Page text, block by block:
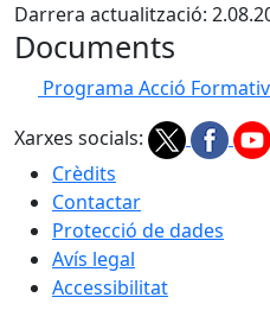
Darrera actualització:
Documents
Programa Acció
Xarxes socials:
Crèdits
Contactar
Protecció de dades
Avís legal
Accessibilitat